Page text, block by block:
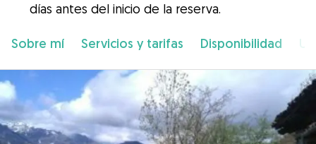
días antes del inicio de la reserva.
Sobre mí Servicios y tarifas Disponibilidad